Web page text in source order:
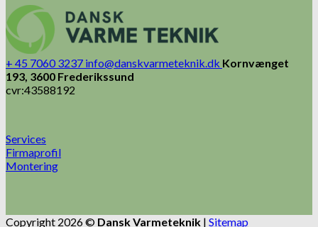
+ 45 7060 3237 info@danskvarmeteknik.dk Kornvænget
193, 3600 Frederikssund
cvr:43588192
Services
Firmaprofil
Montering
Copyright 2026 © Dansk Varmeteknik | Sitemap